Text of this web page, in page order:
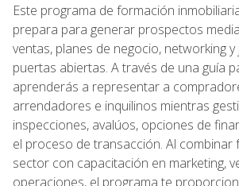
Este programa de formación
prepara para generar prospectos
ventas, planes de negocio, networking
puertas abiertas. A través de una guía
aprenderás a representar a
arrendadores e inquilinos mientras
inspecciones, avalúos, opciones de
el proceso de transacción. Al combinar
sector con capacitación en marketing,
operaciones, el programa te